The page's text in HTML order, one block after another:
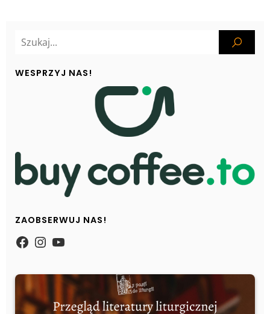
WESPRZYJ NAS!
ZAOBSERWUJ NAS!
https://www.facebook.com/
Instagram
YouTube